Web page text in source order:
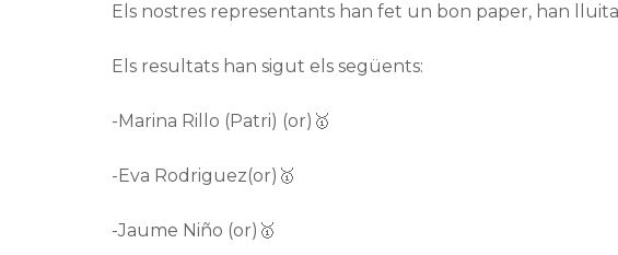
Els nostres representants han fet un bon paper, han
Els resultats han sigut els següents:
-Marina Rillo (Patri) (or)🥇
-Eva Rodriguez(or)🥇
-Jaume Niño (or)🥇